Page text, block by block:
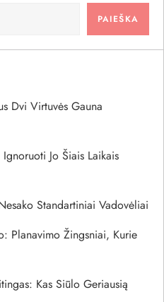
PAIEŠKA
Dvi Virtuvės Gauna
Jo Šiais Laikais
Standartiniai Vadovėliai
Planavimo Žingsniai, Kurie
Kas Siūlo Geriausią